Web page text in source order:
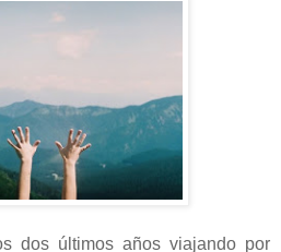
dos últimos años viajando por